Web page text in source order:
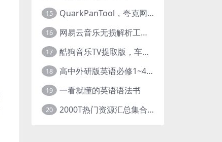
15 QuarkPanTool，夸克网盘链接批量转存、分享和下载工具
16 网易云音乐无损解析工具，超清母带音质免费下载
17 酷狗音乐TV提取版，车机+安卓+TV三端会员互通
18 高中外研版英语必修1~4+考试技巧78讲全套视频
19 一看就懂的英语语法书
20 2000T热门资源汇总集合展示